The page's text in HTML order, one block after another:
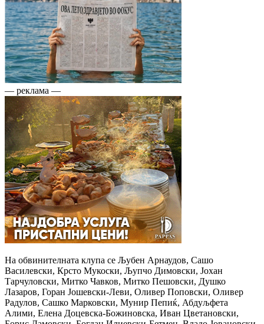
— реклама —
На обвинителната клупа се Љубен Арнаудов, Сашо
Василевски, Крсто Мукоски, Љупчо Димовски, Јохан
Тарчуловски, Митко Чавков, Митко Пешовски, Душко
Лазаров, Горан Јошевски-Леви, Оливер Поповски, Оливер
Радулов, Сашко Марковски, Мунир Пепиќ, Абдуљфета
Алими, Елена Доцевска-Божиновска, Иван Цветановски,